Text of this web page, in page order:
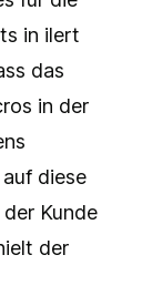
in ilert
das
in der
diese
Kunde
der